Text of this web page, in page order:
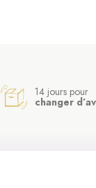
14 jours pour
changer